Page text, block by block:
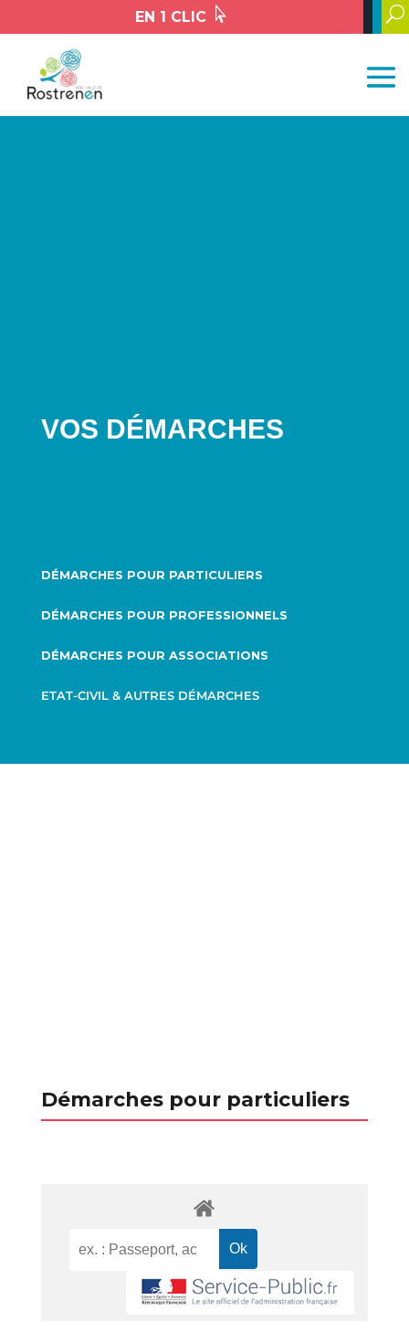
EN 1 CLIC  U
VOS DÉMARCHES
DÉMARCHES POUR PARTICULIERS
DÉMARCHES POUR PROFESSIONNELS
DÉMARCHES POUR ASSOCIATIONS
ETAT-CIVIL & AUTRES DÉMARCHES
Démarches pour particuliers